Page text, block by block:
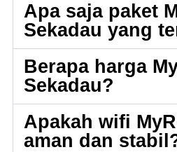
Apa saja paket
Sekadau yang
Berapa harga
Sekadau?
Apakah wifi
aman dan